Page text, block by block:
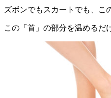
ズボンでもスカートでも、こ
この「首」の部分を温めるだ